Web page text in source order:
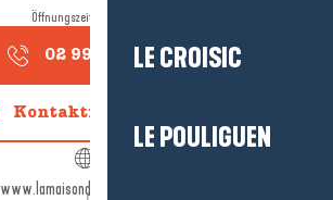
LE CROISIC
LE POULIGUEN
Öffnungszeiten ansehen
02 99 90 79▒▒
Kontaktieren Sie uns
www.lamaisondelabeillelucas.fr